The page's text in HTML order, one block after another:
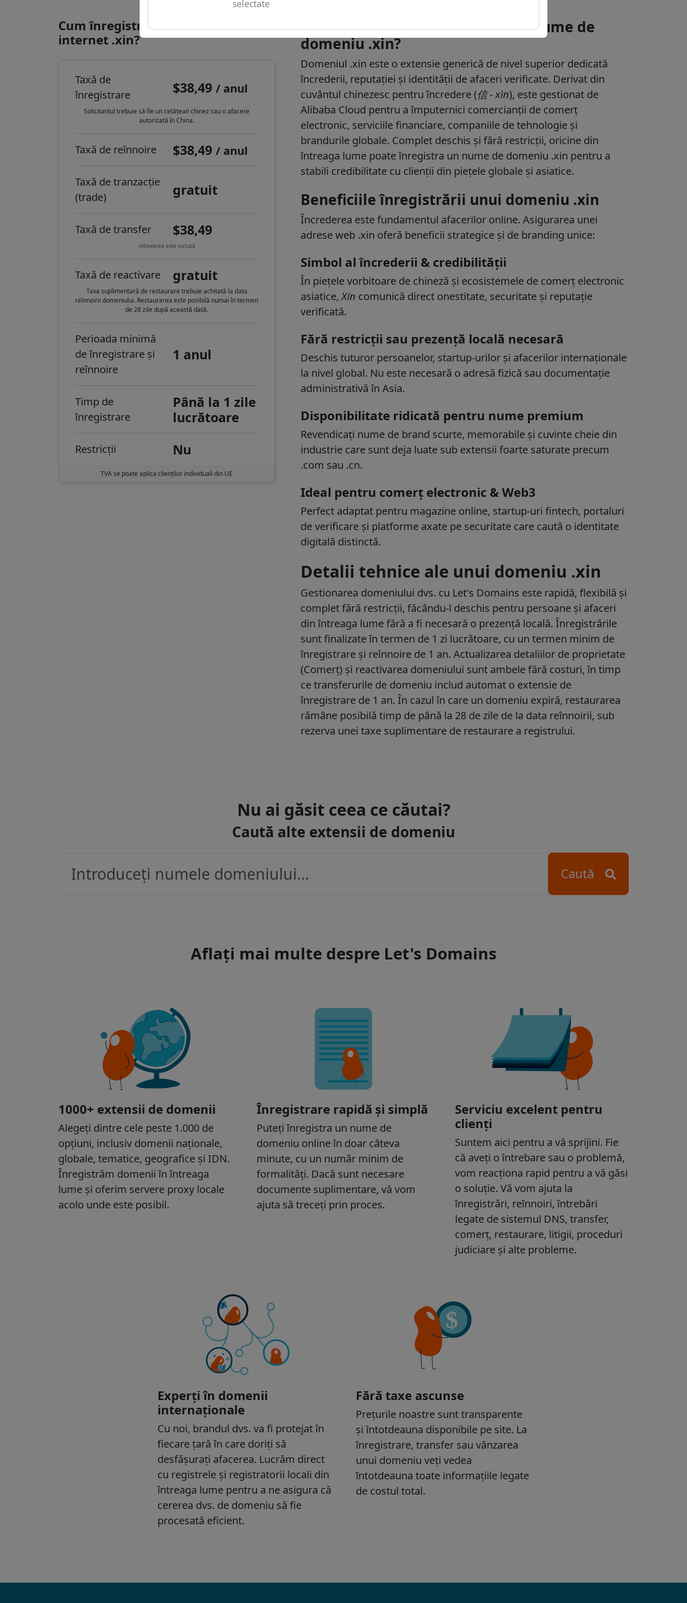
selectate
Cum înregistrezi un domeniu de
internet .xin?
Taxă de
înregistrare
$38,49/ anul
Solicitantul trebuie să fie un cetățean chinez sau o afacere
autorizată în China.
Taxă de reînnoire $38,49/ anul
Taxă de tranzacție
(trade)
gratuit
Taxă de transfer $38,49
reînnoirea este inclusă
Taxă de reactivare gratuit
Taxa suplimentară de restaurare trebuie achitată la data
reînnoirii domeniului. Restaurarea este posibilă numai în termen
de 28 zile după această dată.
Perioada minimă
de înregistrare și
reînnoire
1 anul
Timp de
înregistrare
Până la 1 zile
lucrătoare
Restricții Nu
TVA se poate aplica clienților individuali din UE
De ce ar trebui să înregistrez un nume de
domeniu .xin?
Domeniul .xin este o extensie generică de nivel superior dedicată
încrederii, reputației și identității de afaceri verificate. Derivat din
cuvântul chinezesc pentru încredere (信 - xìn), este gestionat de
Alibaba Cloud pentru a împuternici comercianții de comerț
electronic, serviciile financiare, companiile de tehnologie și
brandurile globale. Complet deschis și fără restricții, oricine din
întreaga lume poate înregistra un nume de domeniu .xin pentru a
stabili credibilitate cu clienții din piețele globale și asiatice.
Beneficiile înregistrării unui domeniu .xin
Încrederea este fundamentul afacerilor online. Asigurarea unei
adrese web .xin oferă beneficii strategice și de branding unice:
Simbol al încrederii & credibilității
În piețele vorbitoare de chineză și ecosistemele de comerț electronic
asiatice,Xin comunică direct onestitate, securitate și reputație
verificată.
Fără restricții sau prezență locală necesară
Deschis tuturor persoanelor, startup-urilor și afacerilor internaționale
la nivel global. Nu este necesară o adresă fizică sau documentație
administrativă în Asia.
Disponibilitate ridicată pentru nume premium
Revendicați nume de brand scurte, memorabile și cuvinte cheie din
industrie care sunt deja luate sub extensii foarte saturate precum
.com sau .cn.
Ideal pentru comerț electronic & Web3
Perfect adaptat pentru magazine online, startup-uri fintech, portaluri
de verificare și platforme axate pe securitate care caută o identitate
digitală distinctă.
Detalii tehnice ale unui domeniu .xin
Gestionarea domeniului dvs. cu Let's Domains este rapidă, flexibilă și
complet fără restricții, făcându-l deschis pentru persoane și afaceri
din întreaga lume fără a fi necesară o prezență locală. Înregistrările
sunt finalizate în termen de 1 zi lucrătoare, cu un termen minim de
înregistrare și reînnoire de 1 an. Actualizarea detaliilor de proprietate
(Comerț) și reactivarea domeniului sunt ambelefără costuri, în timp
ce transferurile de domeniu includ automat o extensie de
înregistrare de 1 an. În cazul în care un domeniu expiră, restaurarea
rămâne posibilă timp de până la 28 de zile de la data reînnoirii, sub
rezerva unei taxe suplimentare de restaurare a registrului.
Nu ai găsit ceea ce căutai?
Caută alte extensii de domeniu
Caută